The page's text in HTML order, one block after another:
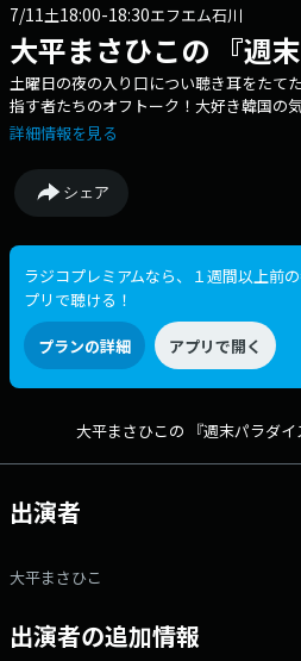
7/11土18:00-18:30エフエム石川
大平まさひこの 『週
土曜日の夜の入り口につい聴き耳をたて
指す者たちのオフトーク！大好き韓国の
にハングルプチレッスン！そしてノスタ
詳細情報を見る
シェア
ラジコプレミアムなら、１週間以上前
プリで聴ける！
プランの詳細 アプリで開く
大平まさひこの 『週末パラダイ
出演者
大平まさひこ
出演者の追加情報